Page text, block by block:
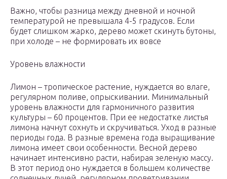
Важно, чтобы разница между дневной и ночной
температурой не превышала 4-5 градусов. Если
будет слишком жарко, дерево может скинуть бутоны,
при холоде – не формировать их вовсе
Уровень влажности
Лимон – тропическое растение, нуждается во влаге,
регулярном поливе, опрыскивании. Минимальный
уровень влажности для гармоничного развития
культуры – 60 процентов. При ее недостатке листья
лимона начнут сохнуть и скручиваться. Уход в разные
периоды года. В разные времена года выращивание
лимона имеет свои особенности. Весной дерево
начинает интенсивно расти, набирая зеленую массу.
В этот период оно нуждается в большем количестве